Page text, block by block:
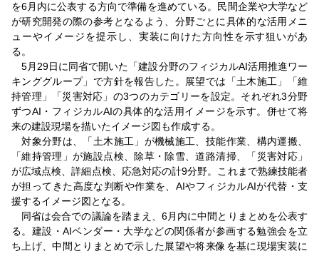
を6月内に公表する方向で準備を進めている。民間企業や大学など
が研究開発の際の参考となるよう、分野ごとに具体的な活用メニ
ューやイメージを提示し、実装に向けた方向性を示す狙いがあ
る。
5月29日に同省で開いた「建設分野のフィジカルAI活用推進ワー
キンググループ」で方針を報告した。展望では「土木施工」「維
持管理」「災害対応」の3つのカテゴリーを設定。それぞれ3分野
ずつAI・フィジカルAIの具体的な活用イメージを示す。併せて将
来の建設現場を描いたイメージ図も作成する。
対象分野は、「土木施工」が機械施工、技能作業、構内運搬、
「維持管理」が施設点検、除草・除雪、道路清掃、「災害対応」
が広域点検、詳細点検、応急対応の計9分野。これまで熟練技能者
が担ってきた高度な判断や作業を、AIやフィジカルAIが代替・支
援するイメージ図となる。
同省は会合での議論を踏まえ、6月内に中間とりまとめを公表す
る。建設・AIベンダー・大学などの関係者が参画する勉強会を立
ち上げ、中間とりまとめで示した展望や将来像を基に現場実装に